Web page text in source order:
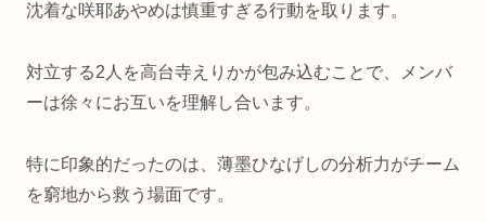
沈着な咲耶あやめは慎重すぎる行動を取ります。
対立する2人を高台寺えりかが包み込むことで、メンバ
ーは徐々にお互いを理解し合います。
特に印象的だったのは、薄墨ひなげしの分析力がチーム
を窮地から救う場面です。